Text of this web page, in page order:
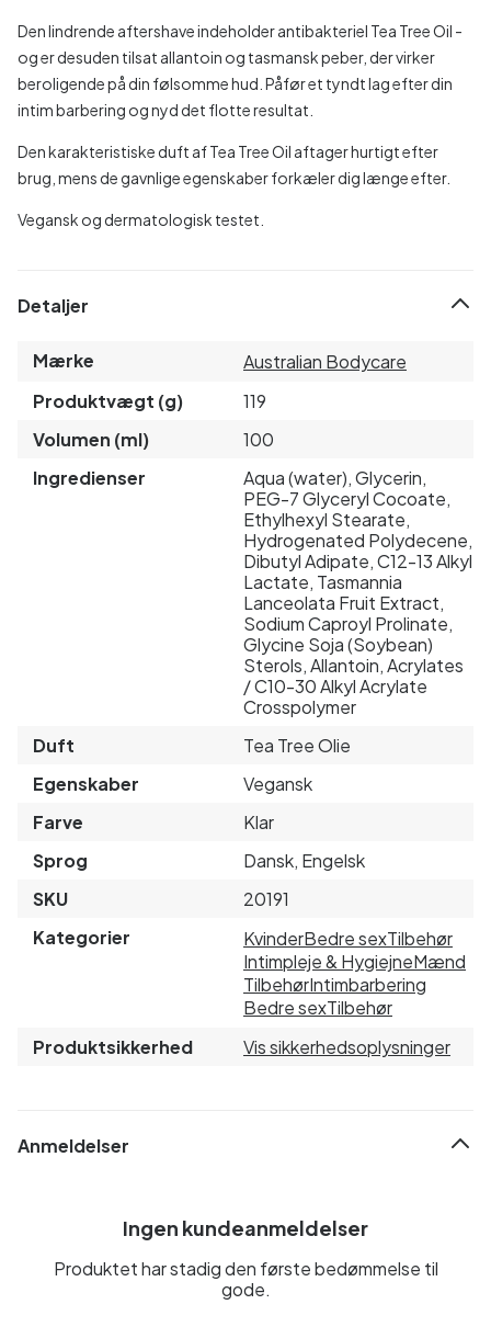
Den lindrende aftershave indeholder antibakteriel Tea Tree Oil -
og er desuden tilsat allantoin og tasmansk peber, der virker
beroligende på din følsomme hud. Påfør et tyndt lag efter din
intim barbering og nyd det flotte resultat.
Den karakteristiske duft af Tea Tree Oil aftager hurtigt efter
brug, mens de gavnlige egenskaber forkæler dig længe efter.
Vegansk og dermatologisk testet.
Detaljer
Mærke
Australian Bodycare
Produktvægt (g)
119
Volumen (ml)
100
Ingredienser
Aqua (water), Glycerin,
PEG-7 Glyceryl Cocoate,
Ethylhexyl Stearate,
Hydrogenated Polydecene,
Dibutyl Adipate, C12-13 Alkyl
Lactate, Tasmannia
Lanceolata Fruit Extract,
Sodium Caproyl Prolinate,
Glycine Soja (Soybean)
Sterols, Allantoin, Acrylates
/ C10-30 Alkyl Acrylate
Crosspolymer
Duft
Tea Tree Olie
Egenskaber
Vegansk
Farve
Klar
Sprog
Dansk, Engelsk
SKU
20191
Kategorier
KvinderBedre sexTilbehør
Intimpleje & HygiejneMænd
TilbehørIntimbarbering
Bedre sexTilbehør
Produktsikkerhed
Vis sikkerhedsoplysninger
Anmeldelser
Ingen kundeanmeldelser
Produktet har stadig den første bedømmelse til
gode.